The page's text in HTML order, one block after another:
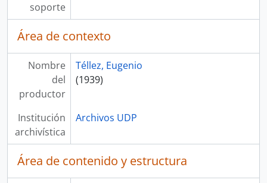
soporte
Área de contexto
Nombre
del
productor
Téllez, Eugenio
(1939)
Institución
archivística
Archivos UDP
Área de contenido y estructura